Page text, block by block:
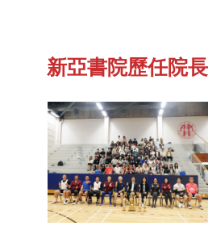
新亞書院歷任院